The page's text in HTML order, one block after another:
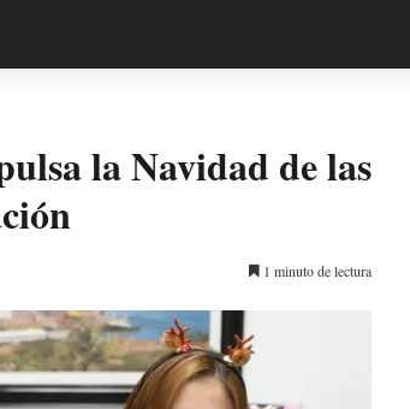
la Navidad de las
1 minuto de lectura